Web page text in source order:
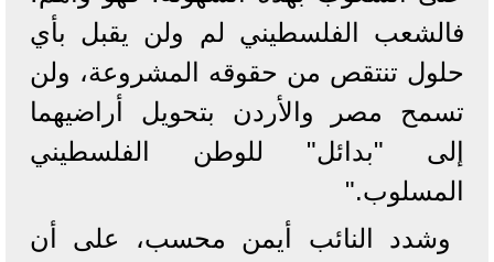
فالشعب الفلسطيني لم ولن يقبل بأي
حلول تنتقص من حقوقه المشروعة، ولن
تسمح مصر والأردن بتحويل أراضيهما
إلى "بدائل" للوطن الفلسطيني
المسلوب."
وشدد النائب أيمن محسب، على أن